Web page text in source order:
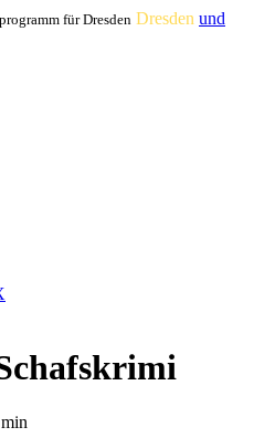
für Dresden Dresden und